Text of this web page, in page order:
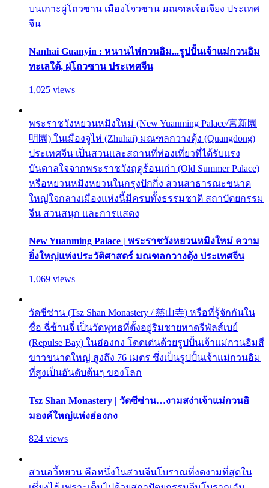
บนเกาะผู่โถวซาน เมืองโจวซาน มณฑลเจ้อเจียง ประเทศ
จีน
Nanhai Guanyin : หนานไห่กวนอิม...รูปปั้นเจ้าแม่กวนอิม
ทะเลใต้, ผู่โถวซาน ประเทศจีน
1,025 views
พระราชวังหยวนหมิงใหม่ (New Yuanming Palace/宮新園
明園) ในเมืองจูไห่ (Zhuhai) มณฑลกวางตุ้ง (Quangdong)
ประเทศจีน เป็นสวนและสถานที่ท่องเที่ยวที่ได้รับแรง
บันดาลใจจากพระราชวังฤดูร้อนเก่า (Old Summer Palace)
หรือหยวนหมิงหยวนในกรุงปักกิ่ง สวนสาธารณะขนาด
ใหญ่ใจกลางเมืองแห่งนี้มีครบทั้งธรรมชาติ สถาปัตยกรรม
จีน สวนสนุก และการแสดง
New Yuanming Palace | พระราชวังหยวนหมิงใหม่ ความ
ยิ่งใหญ่แห่งประวัติศาสตร์ มณฑลกวางตุ้ง ประเทศจีน
1,069 views
วัดซีซ่าน (Tsz Shan Monastery / 慈山寺) หรือที่รู้จักกันใน
ชื่อ ฉี่ซ้านจี๋ เป็นวัดพุทธที่ตั้งอยู่ริมชายหาดรีพัลส์เบย์
(Repulse Bay) ในฮ่องกง โดดเด่นด้วยรูปปั้นเจ้าแม่กวนอิมสี
ขาวขนาดใหญ่ สูงถึง 76 เมตร ซึ่งเป็นรูปปั้นเจ้าแม่กวนอิม
ที่สูงเป็นอันดับต้นๆ ของโลก
Tsz Shan Monastery | วัดซีซ่าน…งามสง่าเจ้าแม่กวนอิ
มองค์ใหญ่แห่งฮ่องกง
824 views
สวนอวี้หยวน คือหนึ่งในสวนจีนโบราณที่งดงามที่สุดใน